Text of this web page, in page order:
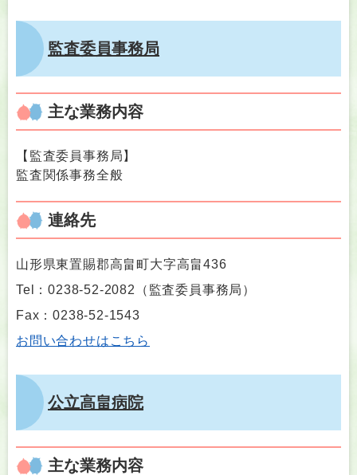
監査委員事務局
主な業務内容
【監査委員事務局】
監査関係事務全般
連絡先
山形県東置賜郡高畠町大字高畠436
Tel：0238-52-2082
（ 監査委員事務局 ）
Fax：0238-52-1543
お問い合わせはこちら
公立高畠病院
主な業務内容